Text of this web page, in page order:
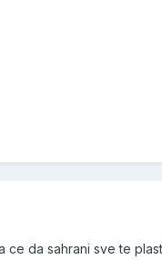
ce da sahrani sve te